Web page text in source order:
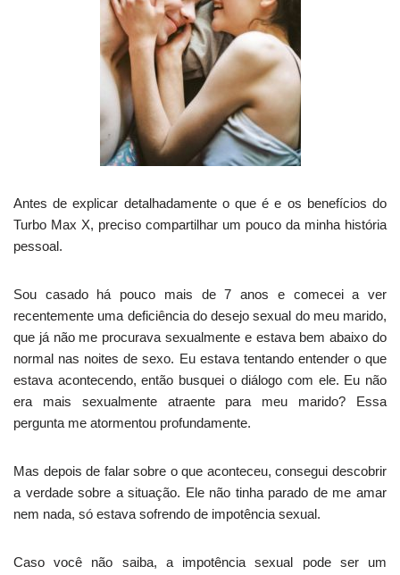
Antes de explicar detalhadamente o que é e os benefícios do
Turbo Max X, preciso compartilhar um pouco da minha história
pessoal.
Sou casado há pouco mais de 7 anos e comecei a ver
recentemente uma deficiência do desejo sexual do meu marido,
que já não me procurava sexualmente e estava bem abaixo do
normal nas noites de sexo. Eu estava tentando entender o que
estava acontecendo, então busquei o diálogo com ele. Eu não
era mais sexualmente atraente para meu marido? Essa
pergunta me atormentou profundamente.
Mas depois de falar sobre o que aconteceu, consegui descobrir
a verdade sobre a situação. Ele não tinha parado de me amar
nem nada, só estava sofrendo de impotência sexual.
Caso você não saiba, a impotência sexual pode ser um